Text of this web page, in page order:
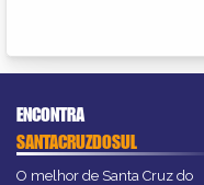
ENCONTRA
SANTACRUZDOSUL
O melhor de Santa Cruz do